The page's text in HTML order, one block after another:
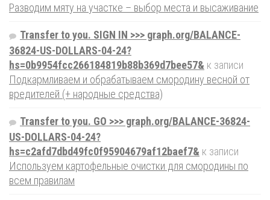
Разводим мяту на участке – выбор места и высаживание
Transfer to you. SIGN IN >>> graph.org/BALANCE-
36824-US-DOLLARS-04-24?
hs=0b9954fcc266184819b88b369d7bee57& к записи
Подкармливаем и обрабатываем смородину весной от
вредителей (+ народные средства)
Transfer to you. GO >>> graph.org/BALANCE-36824-
US-DOLLARS-04-24?
hs=c2afd7dbd49fc0f95904679af12baef7& к записи
Используем картофельные очистки для смородины по
всем правилам